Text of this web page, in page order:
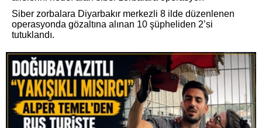
Siber zorbalara Diyarbakır merkezli 8 ilde düzenlenen
operasyonda gözaltına alınan 10 şüpheliden 2’si
tutuklandı.